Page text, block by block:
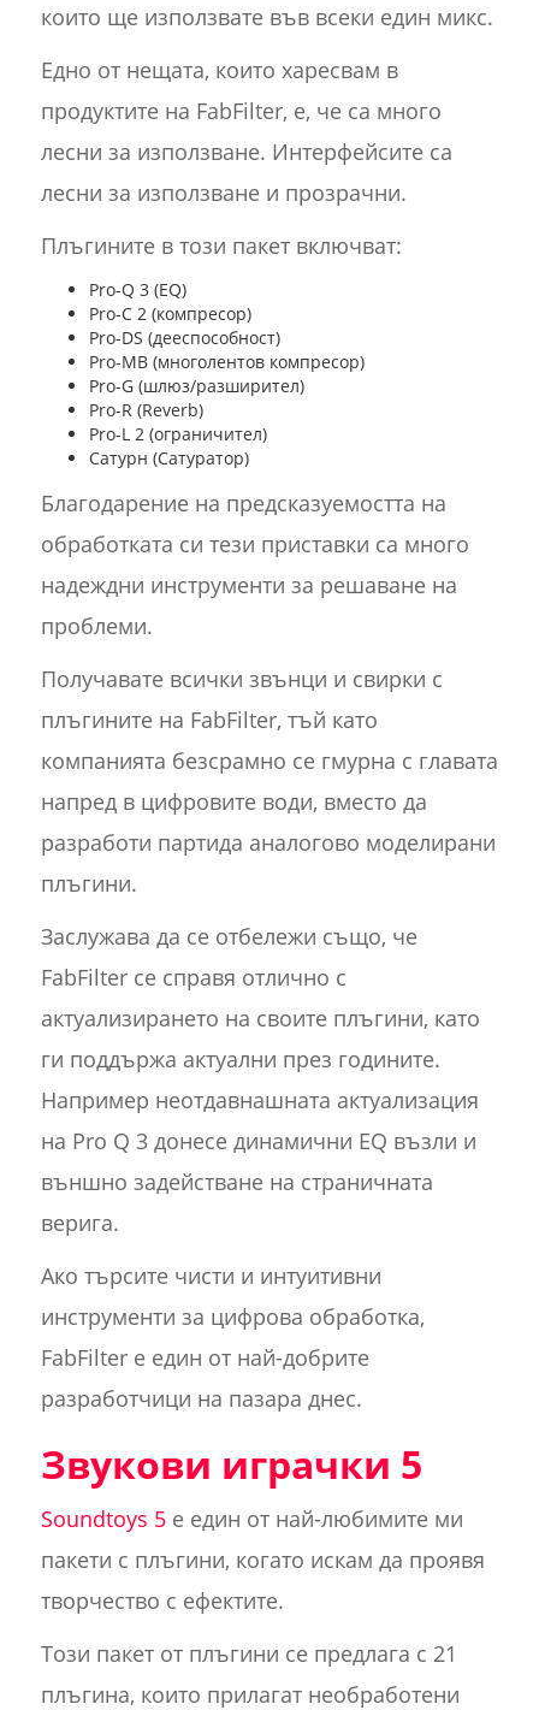
които ще използвате във всеки един микс.
Едно от нещата, които харесвам в
продуктите на FabFilter, е, че са много
лесни за използване. Интерфейсите са
лесни за използване и прозрачни.
Плъгините в този пакет включват:
Pro-Q 3 (EQ)
Pro-C 2 (компресор)
Pro-DS (дееспособност)
Pro-MB (многолентов компресор)
Pro-G (шлюз/разширител)
Pro-R (Reverb)
Pro-L 2 (ограничител)
Сатурн (Сатуратор)
Благодарение на предсказуемостта на
обработката си тези приставки са много
надеждни инструменти за решаване на
проблеми.
Получавате всички звънци и свирки с
плъгините на FabFilter, тъй като
компанията безсрамно се гмурна с главата
напред в цифровите води, вместо да
разработи партида аналогово моделирани
плъгини.
Заслужава да се отбележи също, че
FabFilter се справя отлично с
актуализирането на своите плъгини, като
ги поддържа актуални през годините.
Например неотдавнашната актуализация
на Pro Q 3 донесе динамични EQ възли и
външно задействане на страничната
верига.
Ако търсите чисти и интуитивни
инструменти за цифрова обработка,
FabFilter е един от най-добрите
разработчици на пазара днес.
Звукови играчки 5
Soundtoys 5е един от най-любимите ми
пакети с плъгини, когато искам да проявя
творчество с ефектите.
Този пакет от плъгини се предлага с 21
плъгина, които прилагат необработени